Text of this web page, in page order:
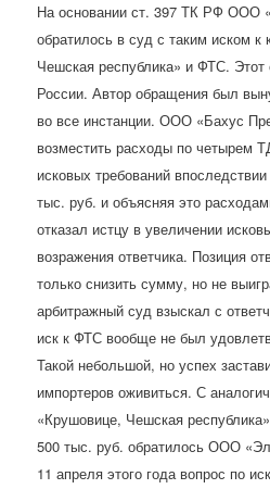
На основании ст. 397 ТК РФ ООО
обратилось в суд с таким иском
Чешская республика» и ФТС.
России. Автор обращения был
во все инстанции. ООО «Бахус
возместить расходы по четырем
исковых требований
тыс. руб. и объясняя это
отказал истцу в увеличении
возражения ответчика. Позиция
только снизить сумму, но не
арбитражный суд взыскал с
иск к ФТС вообще не был
Такой небольшой, но успех
импортеров оживиться. С
«Крушовице, Чешская
500 тыс. руб. обратилось ООО
11 апреля этого года вопрос по